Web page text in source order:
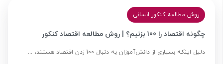
روش مطالعه کنکور انسانی
چگونه اقتصاد را 100 بزنیم؟ | روش مطالعه اقتصاد کنکور
دلیل اینکه بسیاری از دانش‌آموزان به دنبال 100 زدن اقتصاد هستند، ...